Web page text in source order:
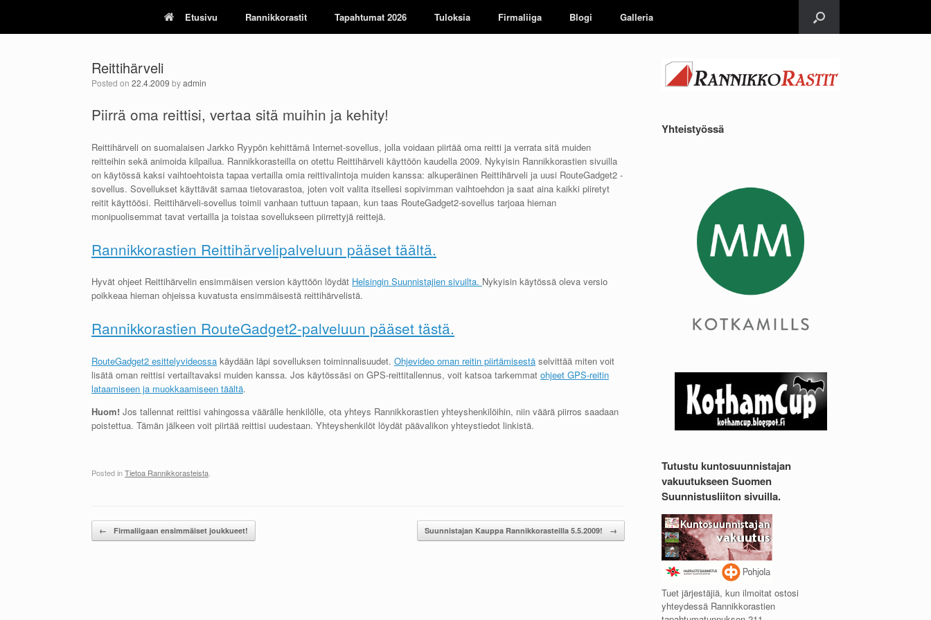
content
Etusivu Rannikkorastit Tapahtumat 2026 Tuloksia Firmaliiga Blogi Galleria
Reittihärveli
Posted on 22.4.2009 byadmin
Piirrä oma reittisi, vertaa sitä muihin ja kehity!
Reittihärveli on suomalaisen Jarkko Ryypön kehittämä Internet-sovellus, jolla voidaan piirtää oma reitti ja verrata sitä muiden
reitteihin sekä animoida kilpailua. Rannikkorasteilla on otettu Reittihärveli käyttöön kaudella 2009. Nykyisin Rannikkorastien sivuilla
on käytössä kaksi vaihtoehtoista tapaa vertailla omia reittivalintoja muiden kanssa: alkuperäinen Reittihärveli ja uusi RouteGadget2 -
sovellus. Sovellukset käyttävät samaa tietovarastoa, joten voit valita itsellesi sopivimman vaihtoehdon ja saat aina kaikki piiretyt
reitit käyttöösi. Reittihärveli-sovellus toimii vanhaan tuttuun tapaan, kun taas RouteGadget2-sovellus tarjoaa hieman
monipuolisemmat tavat vertailla ja toistaa sovellukseen piirrettyjä reittejä.
Rannikkorastien Reittihärvelipalveluun pääset täältä.
Hyvät ohjeet Reittihärvelin ensimmäisen version käyttöön löydät Helsingin Suunnistajien sivuilta. Nykyisin käytössä oleva versio
poikkeaa hieman ohjeissa kuvatusta ensimmäisestä reittihärvelistä.
Rannikkorastien RouteGadget2-palveluun pääset tästä.
RouteGadget2 esittelyvideossa käydään läpi sovelluksen toiminnalisuudet. Ohjevideo oman reitin piirtämisestä selvittää miten voit
lisätä oman reittisi vertailtavaksi muiden kanssa. Jos käytössäsi on GPS-reittitallennus, voit katsoa tarkemmat ohjeet GPS-reitin
lataamiseen ja muokkaamiseen täältä.
Huom! Jos tallennat reittisi vahingossa väärälle henkilölle, ota yhteys Rannikkorastien yhteyshenkilöihin, niin väärä piirros saadaan
poistettua. Tämän jälkeen voit piirtää reittisi uudestaan. Yhteyshenkilöt löydät päävalikon yhteystiedot linkistä.
Posted inTietoa Rannikkorasteista
Post navigation
← Firmaliigaan ensimmäiset joukkueet! Suunnistajan Kauppa Rannikkorasteilla 5.5.2009! →
Yhteistyössä
Tutustu kuntosuunnistajan
vakuutukseen Suomen
Suunnistusliiton sivuilla.
Tuet järjestäjiä, kun ilmoitat ostosi
yhteydessä Rannikkorastien